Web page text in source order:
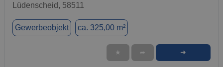
Lüdenscheid, 58511
Gewerbeobjekt ca. 325,00 m²
★ ➦ ➜